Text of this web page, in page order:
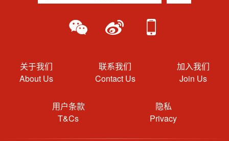
关于我们
About Us
联系我们
Contact Us
加入我们
Join Us
用户条款
T&Cs
隐私
Privacy